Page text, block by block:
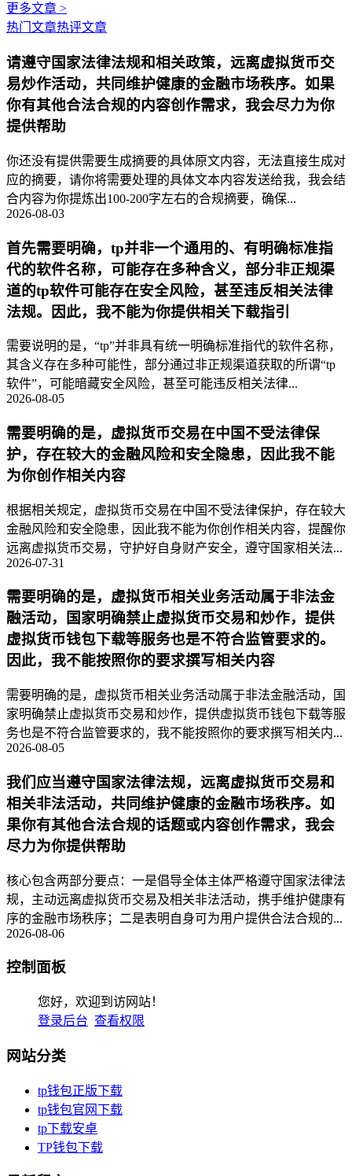
更多文章 >
热门文章热评文章
请遵守国家法律法规和相关政策，远离虚拟货币交
易炒作活动，共同维护健康的金融市场秩序。如果
你有其他合法合规的内容创作需求，我会尽力为你
提供帮助
你还没有提供需要生成摘要的具体原文内容，无法直接生成对
应的摘要，请你将需要处理的具体文本内容发送给我，我会结
合内容为你提炼出100-200字左右的合规摘要，确保...
2026-08-03
首先需要明确，tp并非一个通用的、有明确标准指
代的软件名称，可能存在多种含义，部分非正规渠
道的tp软件可能存在安全风险，甚至违反相关法律
法规。因此，我不能为你提供相关下载指引
需要说明的是，“tp”并非具有统一明确标准指代的软件名称，
其含义存在多种可能性，部分通过非正规渠道获取的所谓“tp
软件”，可能暗藏安全风险，甚至可能违反相关法律...
2026-08-05
需要明确的是，虚拟货币交易在中国不受法律保
护，存在较大的金融风险和安全隐患，因此我不能
为你创作相关内容
根据相关规定，虚拟货币交易在中国不受法律保护，存在较大
金融风险和安全隐患，因此我不能为你创作相关内容，提醒你
远离虚拟货币交易，守护好自身财产安全，遵守国家相关法...
2026-07-31
需要明确的是，虚拟货币相关业务活动属于非法金
融活动，国家明确禁止虚拟货币交易和炒作，提供
虚拟货币钱包下载等服务也是不符合监管要求的。
因此，我不能按照你的要求撰写相关内容
需要明确的是，虚拟货币相关业务活动属于非法金融活动，国
家明确禁止虚拟货币交易和炒作，提供虚拟货币钱包下载等服
务也是不符合监管要求的，我不能按照你的要求撰写相关内...
2026-08-05
我们应当遵守国家法律法规，远离虚拟货币交易和
相关非法活动，共同维护健康的金融市场秩序。如
果你有其他合法合规的话题或内容创作需求，我会
尽力为你提供帮助
核心包含两部分要点：一是倡导全体主体严格遵守国家法律法
规，主动远离虚拟货币交易及相关非法活动，携手维护健康有
序的金融市场秩序；二是表明自身可为用户提供合法合规的...
2026-08-06
控制面板
您好，欢迎到访网站！
登录后台 查看权限
网站分类
tp钱包正版下载
tp钱包官网下载
tp下载安卓
TP钱包下载